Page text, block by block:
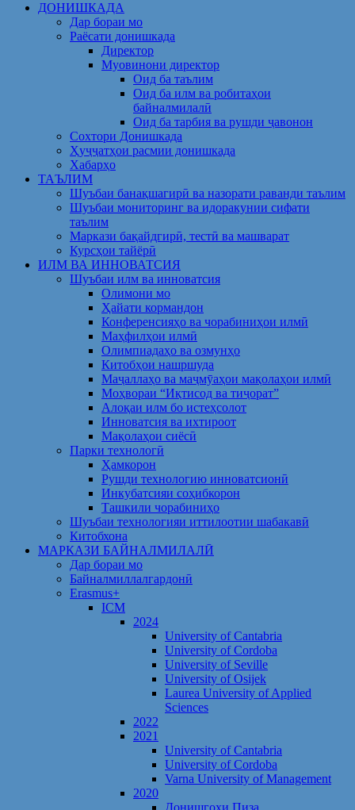
ДОНИШКАДА
Дар бораи мо
Раёсати донишкада
Директор
Муовинони директор
Оид ба таълим
Оид ба илм ва робитаҳои
байналмилалӣ
Оид ба тарбия ва рушди ҷавонон
Сохтори Донишкада
Ҳуҷҷатҳои расмии донишкада
Хабарҳо
ТАЪЛИМ
Шуъбаи банақшагирӣ ва назорати раванди таълим
Шуъбаи мониторинг ва идоракунии сифати
таълим
Маркази бақайдгирӣ, тестӣ ва машварат
Курсҳои тайёрӣ
ИЛМ ВА ИННОВАТСИЯ
Шуъбаи илм ва инноватсия
Олимони мо
Ҳайати кормандон
Конференсияҳо ва чорабиниҳои илмӣ
Маҳфилҳои илмӣ
Олимпиадаҳо ва озмунҳо
Китобҳои нашршуда
Маҷаллаҳо ва маҷмӯаҳои мақолаҳои илмӣ
Моҳвораи “Иқтисод ва тиҷорат”
Алоқаи илм бо истеҳсолот
Инноватсия ва ихтироот
Мақолаҳои сиёсӣ
Парки технологӣ
Ҳамкорон
Рушди технологию инноватсионӣ
Инкубатсияи соҳибкорон
Ташкили чорабиниҳо
Шуъбаи технологияи иттилоотии шабакавӣ
Китобхона
МАРКАЗИ БАЙНАЛМИЛАЛӢ
Дар бораи мо
Байналмиллалгардонӣ
Erasmus+
ICM
2024
University of Cantabria
University of Cordoba
University of Seville
University of Osijek
Laurea University of Applied
Sciences
2022
2021
University of Cantabria
University of Cordoba
Varna University of Management
2020
Донишгоҳи Пиза